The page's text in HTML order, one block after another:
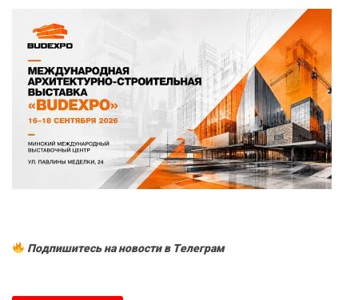
Подпишитесь на новости в Tелеграм